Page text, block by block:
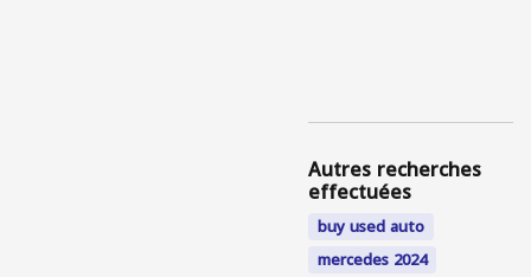
Autres recherches
effectuées
buy used auto
mercedes 2024